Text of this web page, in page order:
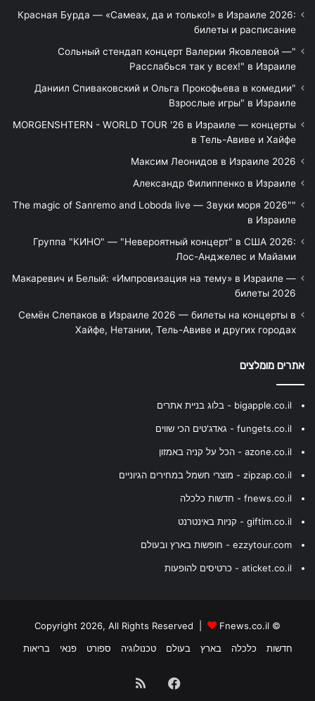
Красная Бурда — «Самеах, да и только!» в Израиле 2026:
билеты и расписание
"Сольный стендап концерт Валерии Яковлевой —
Расслабься так у всех!" в Израиле
"Даниил Спиваковский и Ольга Прокофьева в комедии
Взрослые игры" в Израиле
MORGENSHTERN - WORLD TOUR '26 в Израиле — концерты
в Тель-Авиве и Хайфе
Максим Леонидов в Израиле 2026
Александр Филиппенко в Израиле
"The magic of Sanremo and Loboda live — Звуки моря 2026"
в Израиле
Группа "КИНО" — "Невероятный концерт" в США 2026:
Лос-Анджелес и Майами
Макаревич и Белый: «Импровизация на тему» в Израиле —
билеты 2026
Семён Слепаков в Израиле 2026 — билеты на концерты в
Хайфе, Нетании, Тель-Авиве и других городах
אתרים מומלצים
bigapple.co.il - בלוג בניית אתרים
fungets.co.il - גאדג'טים הכי שווים
azone.co.il - הכל על קניה באמזון
zipzap.co.il - מוצרי חשמל במחירים הגיוניים
fnews.co.il - חדשות כלכלה
giftim.co.il - קניות באינטרנט
ezzytour.com - חופשות בארץ ובעולם
aticket.co.il - כרטיסים להופעות
© Copyright 2026, All Rights Reserved |
Fnews.co.il
חדשות
כלכלה בארץ בעולם טכנולוגיה ספורט פנאי בריאות
Facebook